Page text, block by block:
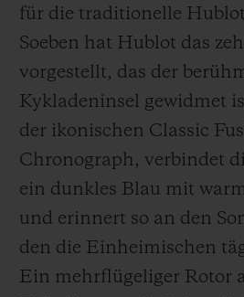
für die traditionelle
Soeben hat Hublot das
vorgestellt, das der
Kykladeninsel gewidmet
der ikonischen Classic
Chronograph, verbindet
ein dunkles Blau mit
und erinnert so an den
den die Einheimischen
Ein mehrflügeliger Rotor